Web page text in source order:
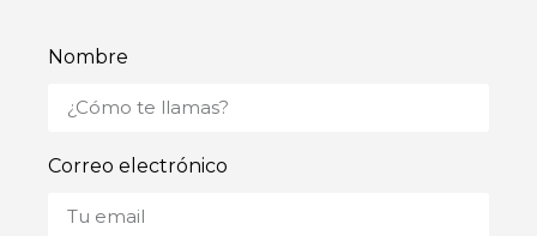
Nombre
Correo electrónico